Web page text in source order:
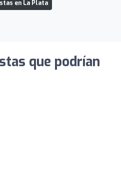
en La Plata
que podrían